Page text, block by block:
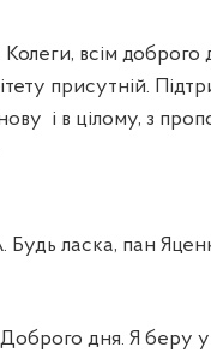
всім доброго
присутній.
і в цілому, з
ласка, пан
дня. Я беру